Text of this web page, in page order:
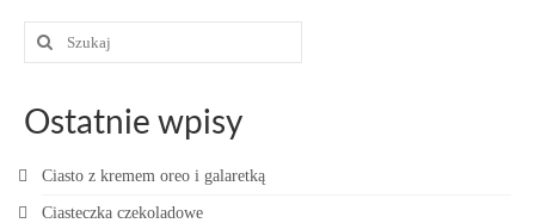
Szuklaj
Ostatnie wpisy
Ciasto z kremem oreo i galaretką
Ciasteczka czekoladowe